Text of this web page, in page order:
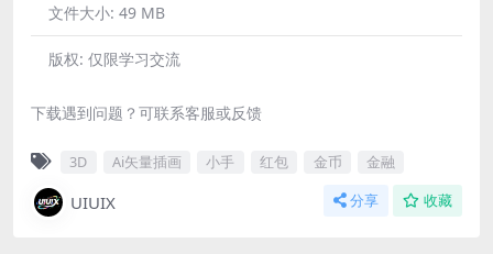
文件大小: 49 MB
版权: 仅限学习交流
下载遇到问题？可联系客服或反馈
3D Ai矢量插画 小手 红包 金币 金融
UIUIX 分享 收藏